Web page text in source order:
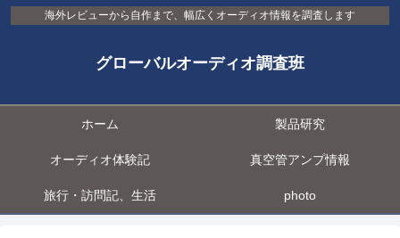
海外レビューから自作まで、幅広くオーディオ情報を調査します
グローバルオーディオ調査班
ホーム 製品研究
オーディオ体験記 真空管アンプ情報
旅行・訪問記、生活 photo